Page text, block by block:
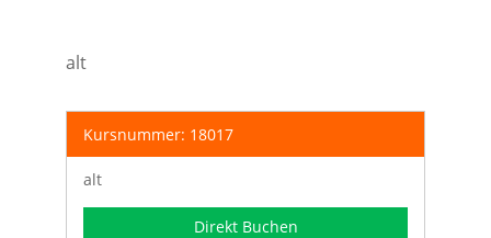
alt
Kursnummer: 18017
alt
Direkt Buchen